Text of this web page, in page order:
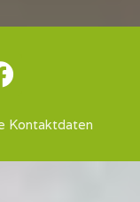
Kontaktdaten